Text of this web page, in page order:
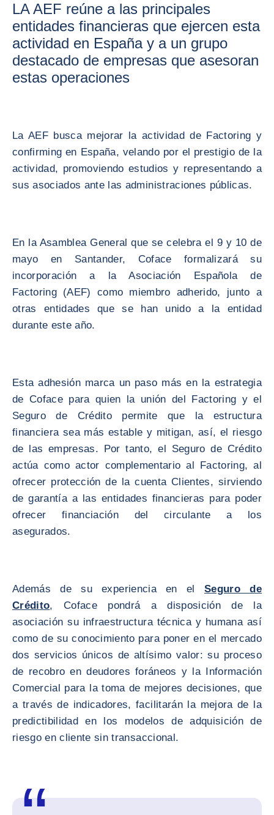
LA AEF reúne a las principales
entidades financieras que ejercen esta
actividad en España y a un grupo
destacado de empresas que asesoran
estas operaciones
La AEF busca mejorar la actividad de Factoring y
confirming en España, velando por el prestigio de la
actividad, promoviendo estudios y representando a
sus asociados ante las administraciones públicas.
En la Asamblea General que se celebra el 9 y 10 de
mayo en Santander, Coface formalizará su
incorporación a la Asociación Española de
Factoring (AEF) como miembro adherido, junto a
otras entidades que se han unido a la entidad
durante este año.
Esta adhesión marca un paso más en la estrategia
de Coface para quien la unión del Factoring y el
Seguro de Crédito permite que la estructura
financiera sea más estable y mitigan, así, el riesgo
de las empresas. Por tanto, el Seguro de Crédito
actúa como actor complementario al Factoring, al
ofrecer protección de la cuenta Clientes, sirviendo
de garantía a las entidades financieras para poder
ofrecer financiación del circulante a los
asegurados.
Además de su experiencia en elSeguro de
Crédito, Coface pondrá a disposición de la
asociación su infraestructura técnica y humana así
como de su conocimiento para poner en el mercado
dos servicios únicos de altísimo valor: su proceso
de recobro en deudores foráneos y la Información
Comercial para la toma de mejores decisiones, que
a través de indicadores, facilitarán la mejora de la
predictibilidad en los modelos de adquisición de
riesgo en cliente sin transaccional.